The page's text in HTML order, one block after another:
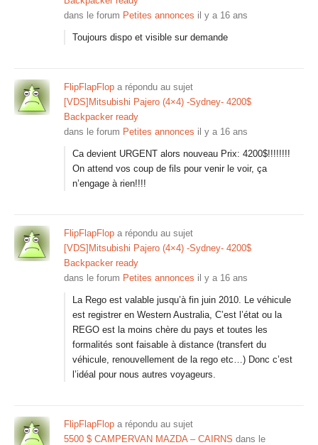
dans le forum Petites annonces il y a 16 ans
Toujours dispo et visible sur demande
FlipFlapFlop a répondu au sujet
[VDS]Mitsubishi Pajero (4×4) -Sydney- 4200$
Backpacker ready
dans le forum Petites annonces il y a 16 ans
Ca devient URGENT alors nouveau Prix: 4200$!!!!!!!!
On attend vos coup de fils pour venir le voir, ça
n’engage à rien!!!!
FlipFlapFlop a répondu au sujet
[VDS]Mitsubishi Pajero (4×4) -Sydney- 4200$
Backpacker ready
dans le forum Petites annonces il y a 16 ans
La Rego est valable jusqu’à fin juin 2010. Le véhicule
est registrer en Western Australia, C’est l’état ou la
REGO est la moins chère du pays et toutes les
formalités sont faisable à distance (transfert du
véhicule, renouvellement de la rego etc…) Donc c’est
l’idéal pour nous autres voyageurs.
FlipFlapFlop a répondu au sujet
5500 $ CAMPERVAN MAZDA – CAIRNS dans le